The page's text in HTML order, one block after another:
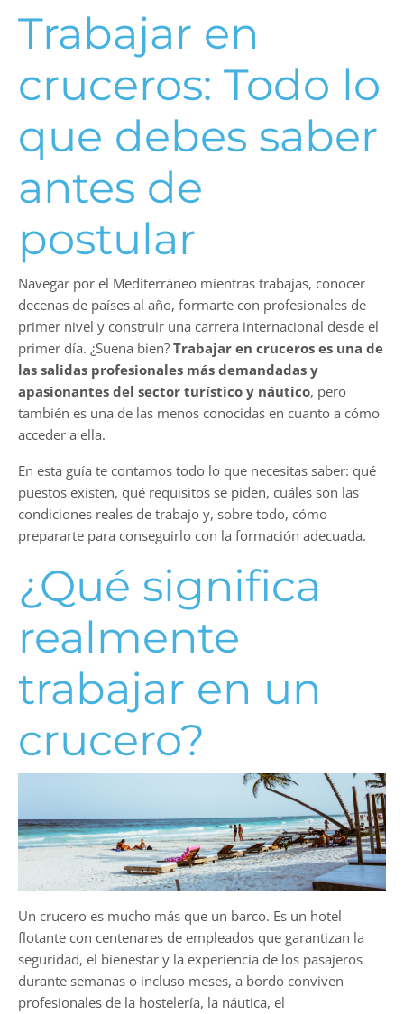
Trabajar en
cruceros: Todo lo
que debes saber
antes de
postular
Navegar por el Mediterráneo mientras trabajas, conocer
decenas de países al año, formarte con profesionales de
primer nivel y construir una carrera internacional desde el
primer día. ¿Suena bien? Trabajar en cruceros es una de
las salidas profesionales más demandadas y
apasionantes del sector turístico y náutico, pero
también es una de las menos conocidas en cuanto a cómo
acceder a ella.
En esta guía te contamos todo lo que necesitas saber: qué
puestos existen, qué requisitos se piden, cuáles son las
condiciones reales de trabajo y, sobre todo, cómo
prepararte para conseguirlo con la formación adecuada.
¿Qué significa
realmente
trabajar en un
crucero?
Un crucero es mucho más que un barco. Es un hotel
flotante con centenares de empleados que garantizan la
seguridad, el bienestar y la experiencia de los pasajeros
durante semanas o incluso meses, a bordo conviven
profesionales de la hostelería, la náutica, el